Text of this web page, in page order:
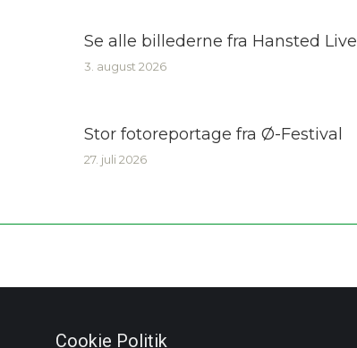
Se alle billederne fra Hansted Live
3. august 2026
Stor fotoreportage fra Ø-Festival
27. juli 2026
Cookie Politik